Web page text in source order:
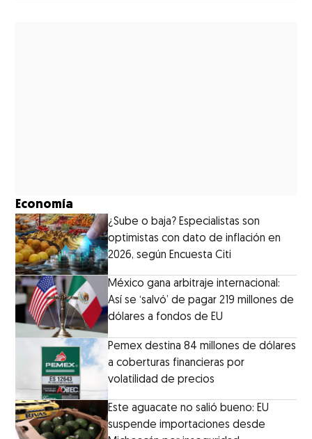
Economía
¿Sube o baja? Especialistas son
optimistas con dato de inflación en
2026, según Encuesta Citi
México gana arbitraje internacional:
Así se ‘salvó’ de pagar 219 millones de
dólares a fondos de EU
Pemex destina 84 millones de dólares
a coberturas financieras por
volatilidad de precios
Este aguacate no salió bueno: EU
suspende importaciones desde